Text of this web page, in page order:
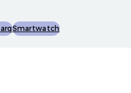
Smartwatch